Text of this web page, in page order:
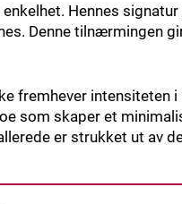
Hennes
Denne tilnærmingen
fremhever intensiteten
som skaper et
er strukket ut av